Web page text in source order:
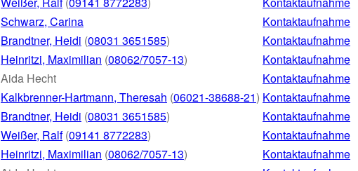
Schwarz, Carina
Kontaktaufnahme
Brandtner, Heidi (08031 3651585)
Kontaktaufnahme
Heinritzi, Maximilian (08062/7057-13)
Kontaktaufnahme
Aida Hecht
Kontaktaufnahme
Kalkbrenner-Hartmann, Theresah (06021-38688-21) Kontaktaufnahme
Brandtner, Heidi (08031 3651585)
Kontaktaufnahme
Weißer, Ralf(09141 8772283)
Kontaktaufnahme
Heinritzi, Maximilian (08062/7057-13)
Kontaktaufnahme